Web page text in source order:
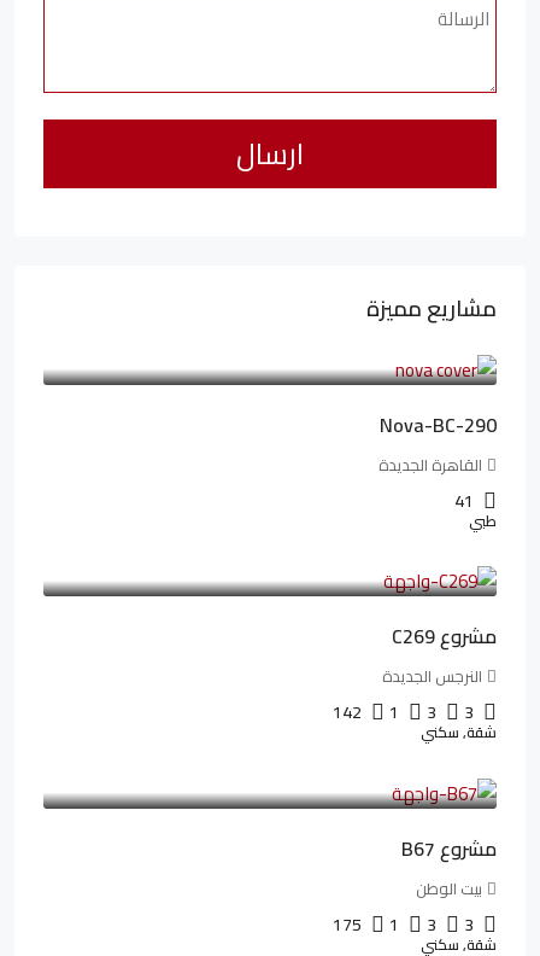
مشاريع مميزة
Nova-BC-290
القاهرة الجديدة
41
طبي
مشروع C269
النرجس الجديدة
3
3
1
142
شقة, سكني
مشروع B67
بيت الوطن
3
3
1
175
شقة, سكني